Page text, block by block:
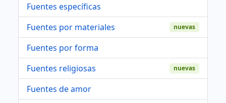
Fuentes específicas
Fuentes por materiales
nuevas
Fuentes por forma
Fuentes religiosas
nuevas
Fuentes de amor